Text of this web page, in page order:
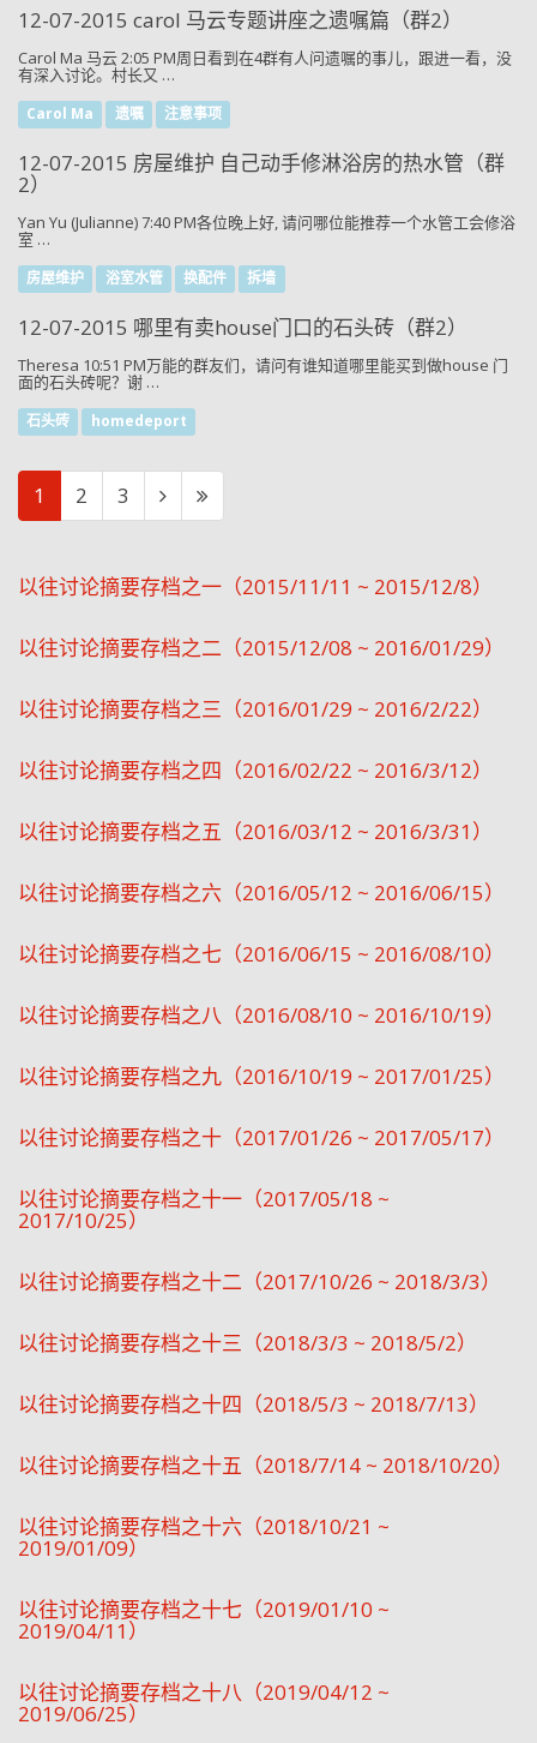
12-07-2015 carol 马云专题讲座之遗嘱篇（群2）
Carol Ma 马云 2:05 PM周日看到在4群有人问遗嘱的事儿，跟进一看，没
有深入讨论。村长又 …
Carol Ma 遗嘱 注意事项
12-07-2015 房屋维护 自己动手修淋浴房的热水管（群
2）
Yan Yu (Julianne) 7:40 PM各位晚上好, 请问哪位能推荐一个水管工会修浴
室 …
房屋维护 浴室水管 换配件 拆墙
12-07-2015 哪里有卖house门口的石头砖（群2）
Theresa 10:51 PM万能的群友们，请问有谁知道哪里能买到做house 门
面的石头砖呢？谢 …
石头砖 homedeport
1 2 3
以往讨论摘要存档之一（2015/11/11 ~ 2015/12/8）
以往讨论摘要存档之二（2015/12/08 ~ 2016/01/29）
以往讨论摘要存档之三（2016/01/29 ~ 2016/2/22）
以往讨论摘要存档之四（2016/02/22 ~ 2016/3/12）
以往讨论摘要存档之五（2016/03/12 ~ 2016/3/31）
以往讨论摘要存档之六（2016/05/12 ~ 2016/06/15）
以往讨论摘要存档之七（2016/06/15 ~ 2016/08/10）
以往讨论摘要存档之八（2016/08/10 ~ 2016/10/19）
以往讨论摘要存档之九（2016/10/19 ~ 2017/01/25）
以往讨论摘要存档之十（2017/01/26 ~ 2017/05/17）
以往讨论摘要存档之十一（2017/05/18 ~
2017/10/25）
以往讨论摘要存档之十二（2017/10/26 ~ 2018/3/3）
以往讨论摘要存档之十三（2018/3/3 ~ 2018/5/2）
以往讨论摘要存档之十四（2018/5/3 ~ 2018/7/13）
以往讨论摘要存档之十五（2018/7/14 ~ 2018/10/20）
以往讨论摘要存档之十六（2018/10/21 ~
2019/01/09）
以往讨论摘要存档之十七（2019/01/10 ~
2019/04/11）
以往讨论摘要存档之十八（2019/04/12 ~
2019/06/25）